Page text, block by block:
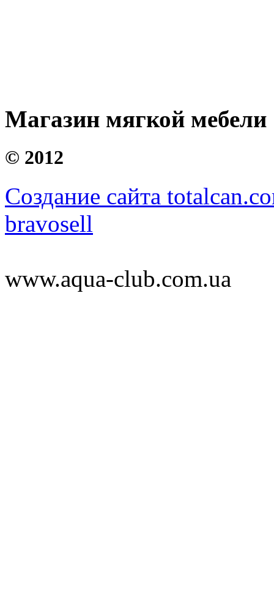
Магазин мягкой мебели
© 2012
Создание сайта
bravosell
www.aqua-club.com.ua